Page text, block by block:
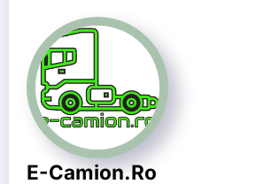
E-Camion.ro